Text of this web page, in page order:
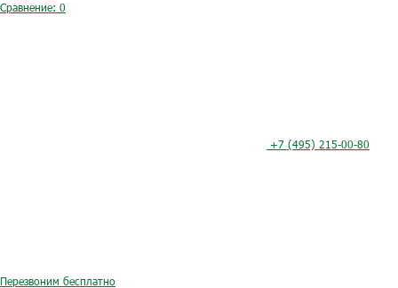
Сравнение: 0
+7 (495) 215-00-80
Перезвоним бесплатно